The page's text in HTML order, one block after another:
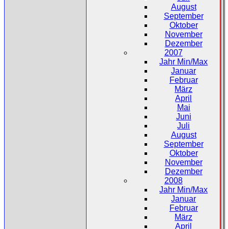
August
September
Oktober
November
Dezember
2007
Jahr Min/Max
Januar
Februar
März
April
Mai
Juni
Juli
August
September
Oktober
November
Dezember
2008
Jahr Min/Max
Januar
Februar
März
April